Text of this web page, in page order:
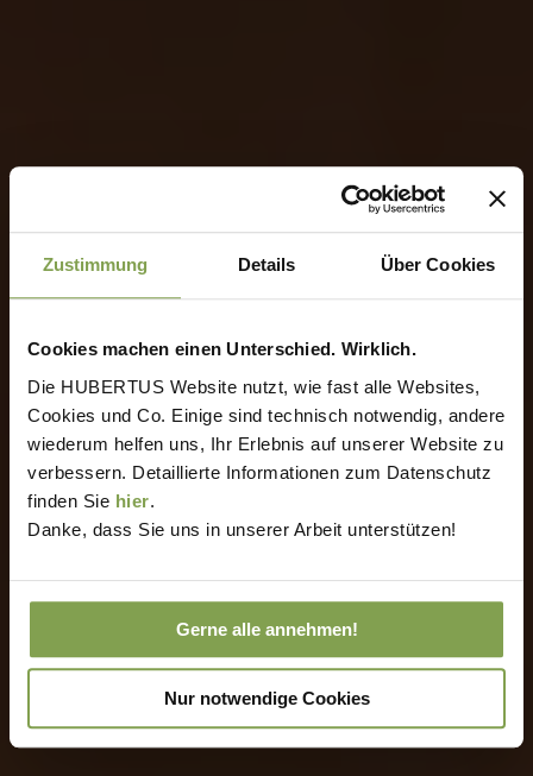
Zustimmung Details Über Cookies
Cookies machen einen Unterschied. Wirklich.
Die HUBERTUS Website nutzt, wie fast alle Websites,
Cookies und Co. Einige sind technisch notwendig, andere
wiederum helfen uns, Ihr Erlebnis auf unserer Website zu
verbessern. Detaillierte Informationen zum Datenschutz
finden Sie hier.
Danke, dass Sie uns in unserer Arbeit unterstützen!
Gerne alle annehmen!
Nur notwendige Cookies